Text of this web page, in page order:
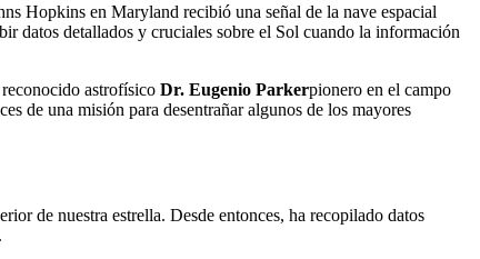
Hopkins en Maryland recibió una señal de la nave espacial
datos detallados y cruciales sobre el Sol cuando la información
astrofísico Dr. Eugenio Parkerpionero en el campo
de una misión para desentrañar algunos de los mayores
de nuestra estrella. Desde entonces, ha recopilado datos